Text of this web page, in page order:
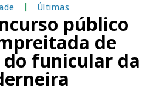
Últimas
público
de
funicular da